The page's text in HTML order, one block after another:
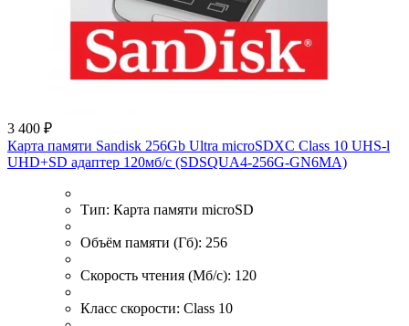
3 400 ₽
Карта памяти Sandisk 256Gb Ultra microSDXC Class 10 UHS-l
UHD+SD адаптер 120мб/c (SDSQUA4-256G-GN6MA)
Тип: Карта памяти microSD
Объём памяти (Гб): 256
Скорость чтения (Мб/с): 120
Класс скорости: Class 10